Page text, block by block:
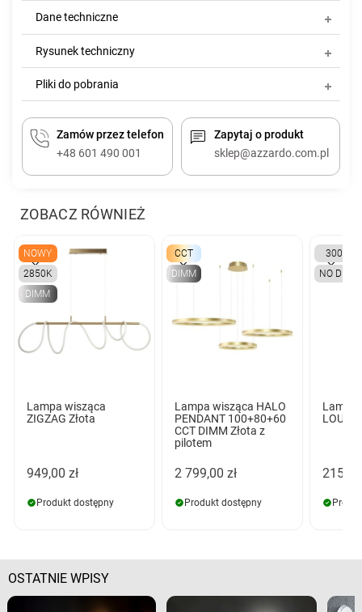
Dane techniczne
Rysunek techniczny
Pliki do pobrania
Zamów przez telefon
+48 601 490 001
Zapytaj o produkt
sklep@azzardo.com.pl
ZOBACZ RÓWNIEŻ
NOWY
2850K
DIMM
Lampa wisząca
ZIGZAG Złota
949,00 zł
Produkt dostępny
CCT
DIMM
Lampa wisząca HALO
PENDANT 100+80+60
CCT DIMM Złota z
pilotem
2 799,00 zł
Produkt dostępny
3000K
NO DIMM
Lampa
215,00
OSTATNIE WPISY